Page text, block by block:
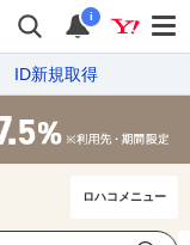
i
ID新規取得
ロハコメニュー